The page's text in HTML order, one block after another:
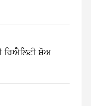
ਸ਼ੋਅ